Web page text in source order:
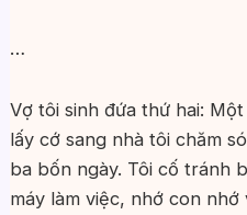
…
Vợ tôi sinh đứa thứ hai:
lấy cớ sang nhà tôi chăm
ba bốn ngày. Tôi cố tránh
máy làm việc, nhớ con